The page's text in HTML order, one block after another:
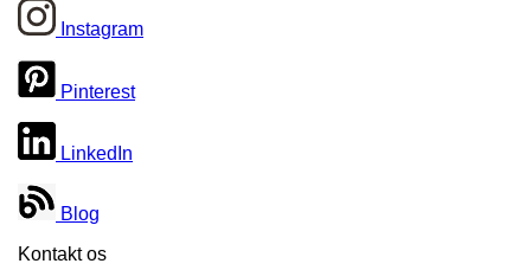
Instagram
Pinterest
LinkedIn
Blog
Kontakt os